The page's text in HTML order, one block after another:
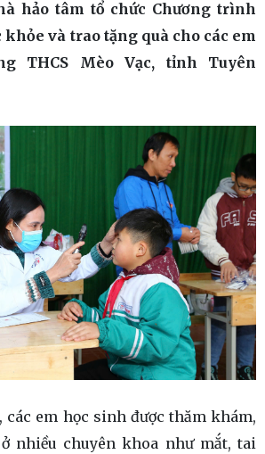
hảo tâm tổ chức Chương trình
và trao tặng quà cho các em
THCS Mèo Vạc, tỉnh Tuyên
em học sinh được thăm khám,
nhiều chuyên khoa như mắt, tai